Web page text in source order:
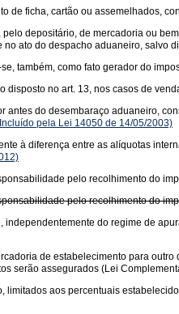
de ficha, cartão ou assemelhados,
depositário, de mercadoria ou
ato do despacho aduaneiro, salvo
também, como fato gerador do
no art. 13, nos casos de
antes do desembaraço aduaneiro,
pela Lei 14050 de 14/05/2003)
à diferença entre as alíquotas
pelo recolhimento do
pelo recolhimento do
independentemente do regime de
de estabelecimento para
serão assegurados (Lei
aos percentuais